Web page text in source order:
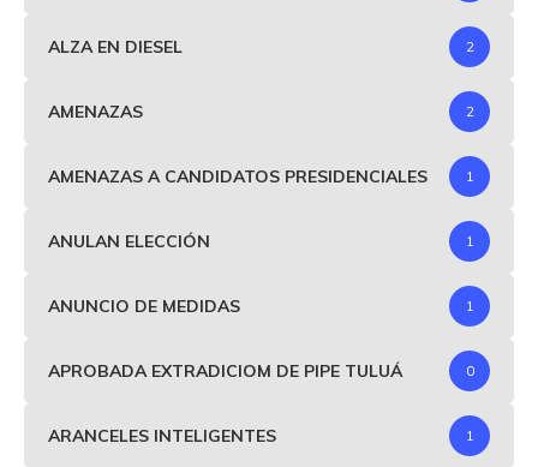
ALZA EN DIESEL 2
AMENAZAS 2
AMENAZAS A CANDIDATOS PRESIDENCIALES 1
ANULAN ELECCIÓN 1
ANUNCIO DE MEDIDAS 1
APROBADA EXTRADICIOM DE PIPE TULUÁ 0
ARANCELES INTELIGENTES 1